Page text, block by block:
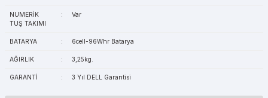
NUMERİK
TUŞ TAKIMI
: Var
BATARYA : 6cell-96Whr Batarya
AĞIRLIK : 3,25kg.
GARANTİ : 3 Yıl DELL Garantisi